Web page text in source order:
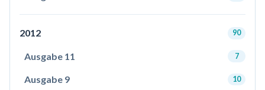
2012 90
Ausgabe 11 7
Ausgabe 9 10